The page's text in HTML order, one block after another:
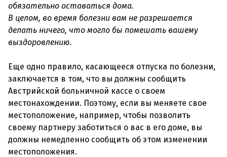
обязательно оставаться дома.
В целом, во время болезни вам не разрешается
делать ничего, что могло бы помешать вашему
выздоровлению.
Еще одно правило, касающееся отпуска по болезни,
заключается в том, что вы должны сообщить
Австрийской больничной кассе о своем
местонахождении. Поэтому, если вы меняете свое
местоположение, например, чтобы позволить
своему партнеру заботиться о вас в его доме, вы
должны немедленно сообщить об этом изменении
местоположения.